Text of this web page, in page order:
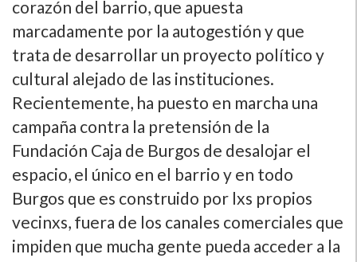
corazón del barrio, que apuesta
marcadamente por la autogestión y que
trata de desarrollar un proyecto polí­tico y
cultural alejado de las instituciones.
Recientemente, ha puesto en marcha una
campaña contra la pretensión de la
Fundación Caja de Burgos de desalojar el
espacio, el único en el barrio y en todo
Burgos que es construido por lxs propios
vecinxs, fuera de los canales comerciales que
impiden que mucha gente pueda acceder a la